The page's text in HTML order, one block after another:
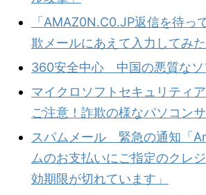
「AMAZ0N.C0.JP返信を待っ
欺メールにあえて入力してみ
360安全中心 中国の悪質なソ
マイクロソフトセキュリティ
ご注意！詐欺の様なパソコンサ
スパムメール 緊急の通知「
ムのお支払いにご指定のクレ
効期限が切れています」